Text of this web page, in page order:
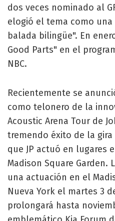
dos veces nominado al
elogió el tema como
balada bilingüe". En
Good Parts" en el
NBC.
Recientemente se
como telonero de la
Acoustic Arena Tour de
tremendo éxito de la
que JP actuó en lugares
Madison Square Garden.
una actuación en el
Nueva York el martes 3
prolongará hasta